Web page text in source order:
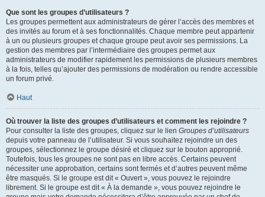
Que sont les groupes d’utilisateurs ?
Les groupes permettent aux administrateurs de gérer l’accès des membres et
des invités au forum et à ses fonctionnalités. Chaque membre peut appartenir
à un ou plusieurs groupes et chaque groupe peut avoir ses permissions. La
gestion des membres par l’intermédiaire des groupes permet aux
administrateurs de modifier rapidement les permissions de plusieurs membres
à la fois, telles qu’ajouter des permissions de modération ou rendre accessible
un forum privé.
Haut
Où trouver la liste des groupes d’utilisateurs et comment les rejoindre ?
Pour consulter la liste des groupes, cliquez sur le lien Groupes d’utilisateurs
depuis votre panneau de l’utilisateur. Si vous souhaitez rejoindre un des
groupes, sélectionnez le groupe désiré et cliquez sur le bouton approprié.
Toutefois, tous les groupes ne sont pas en libre accès. Certains peuvent
nécessiter une approbation, certains sont fermés et d’autres peuvent même
être masqués. Si le groupe est dit « Ouvert », vous pouvez le rejoindre
librement. Si le groupe est dit « À la demande », vous pouvez rejoindre le